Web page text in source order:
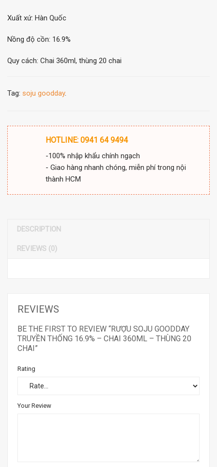
Xuất xứ: Hàn Quốc
Nồng độ cồn: 16.9%
Quy cách: Chai 360ml, thùng 20 chai
Tag: soju goodday.
HOTLINE: 0941 64 9494
-100% nhập khẩu chính ngạch
- Giao hàng nhanh chóng, miễn phí trong nội
thành HCM
DESCRIPTION
REVIEWS (0)
REVIEWS
BE THE FIRST TO REVIEW “RƯỢU SOJU GOODDAY
TRUYỀN THỐNG 16.9% – CHAI 360ML – THÙNG 20
CHAI”
Rating
Your Review